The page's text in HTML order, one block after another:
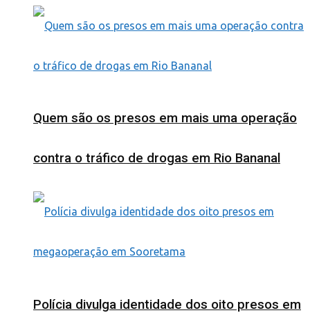
Quem são os presos em mais uma operação
contra o tráfico de drogas em Rio Bananal
Polícia divulga identidade dos oito presos em